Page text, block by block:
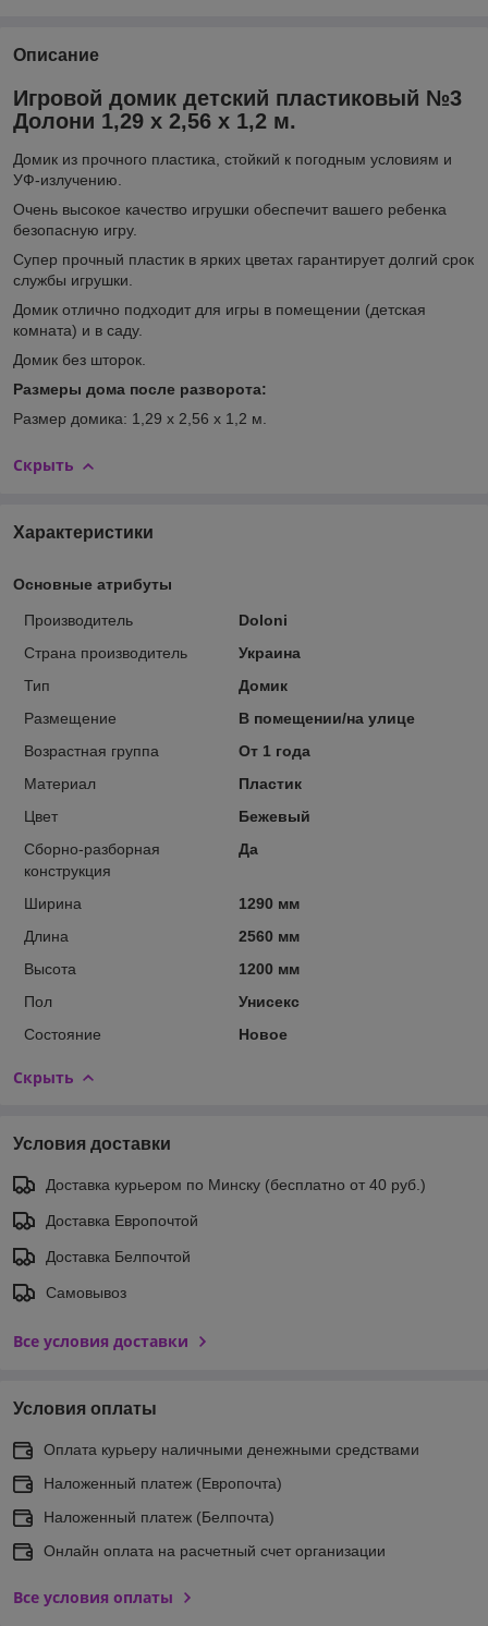
Описание
Игровой домик детский пластиковый №3
Долони 1,29 х 2,56 х 1,2 м.
Домик из прочного пластика, стойкий к погодным условиям и
УФ-излучению.
Очень высокое качество игрушки обеспечит вашего ребенка
безопасную игру.
Супер прочный пластик в ярких цветах гарантирует долгий срок
службы игрушки.
Домик отлично подходит для игры в помещении (детская
комната) и в саду.
Домик без шторок.
Размеры дома после разворота:
Размер домика: 1,29 х 2,56 х 1,2 м.
Скрыть
Характеристики
Основные атрибуты
Производитель
Doloni
Страна производитель
Украина
Тип
Домик
Размещение
В помещении/на улице
Возрастная группа
От 1 года
Материал
Пластик
Цвет
Бежевый
Сборно-разборная
конструкция
Да
Ширина
1290 мм
Длина
2560 мм
Высота
1200 мм
Пол
Унисекс
Состояние
Новое
Скрыть
Условия доставки
Доставка курьером по Минску (бесплатно от 40 руб.)
Доставка Европочтой
Доставка Белпочтой
Самовывоз
Все условия доставки
Условия оплаты
Оплата курьеру наличными денежными средствами
Наложенный платеж (Европочта)
Наложенный платеж (Белпочта)
Онлайн оплата на расчетный счет организации
Все условия оплаты